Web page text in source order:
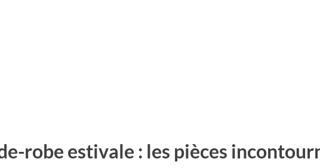
robe estivale : les pièces